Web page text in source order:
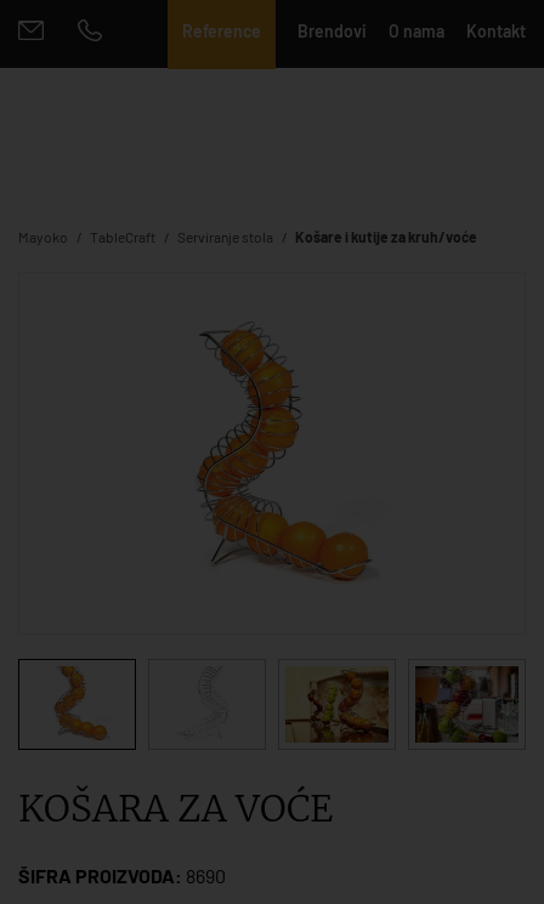
Reference Brendovi O nama Kontakt
Mayoko TableCraft Serviranje stola Košare i kutije za kruh/voće
KOŠARA ZA VOĆE
ŠIFRA PROIZVODA: 8690